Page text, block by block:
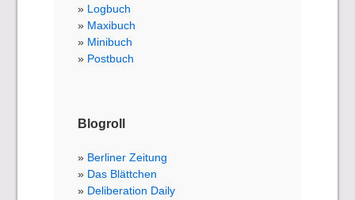
Logbuch
Maxibuch
Minibuch
Postbuch
Blogroll
Berliner Zeitung
Das Blättchen
Deliberation Daily